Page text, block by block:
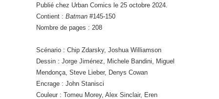
Publié chez Urban Comics le 25 octobre 2024.
Contient : Batman #145-150
Nombre de pages : 208
Scénario : Chip Zdarsky, Joshua Williamson
Dessin : Jorge Jiménez, Michele Bandini, Miguel
Mendonça, Steve Lieber, Denys Cowan
Encrage : John Stanisci
Couleur : Tomeu Morey, Alex Sinclair, Eren